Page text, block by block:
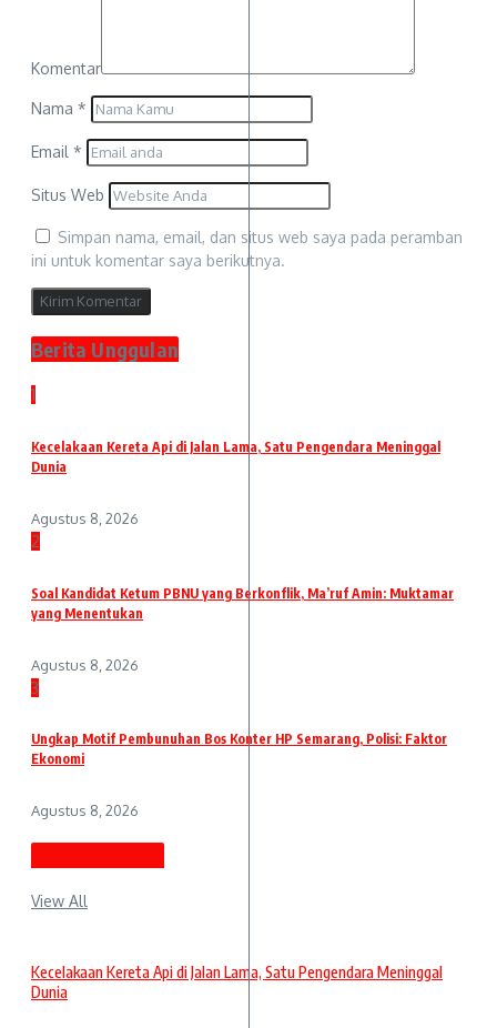
Komentar
Nama *
Email *
Situs Web
Simpan nama, email, dan situs web saya pada peramban
ini untuk komentar saya berikutnya.
Berita Unggulan
1
Kecelakaan Kereta Api di Jalan Lama, Satu Pengendara Meninggal
Dunia
Agustus 8, 2026
2
Soal Kandidat Ketum PBNU yang Berkonflik, Ma’ruf Amin: Muktamar
yang Menentukan
Agustus 8, 2026
3
Ungkap Motif Pembunuhan Bos Konter HP Semarang, Polisi: Faktor
Ekonomi
Agustus 8, 2026
View All
Kecelakaan Kereta Api di Jalan Lama, Satu Pengendara Meninggal
Dunia